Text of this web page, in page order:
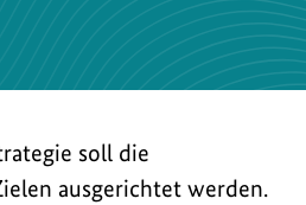
soll die
ausgerichtet werden.